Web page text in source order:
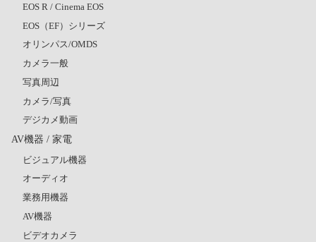
EOS R / Cinema EOS
EOS（EF）シリーズ
オリンパス/OMDS
カメラ一般
写真周辺
カメラ/写真
デジカメ動画
AV機器 / 家電
ビジュアル機器
オーディオ
業務用機器
AV機器
ビデオカメラ